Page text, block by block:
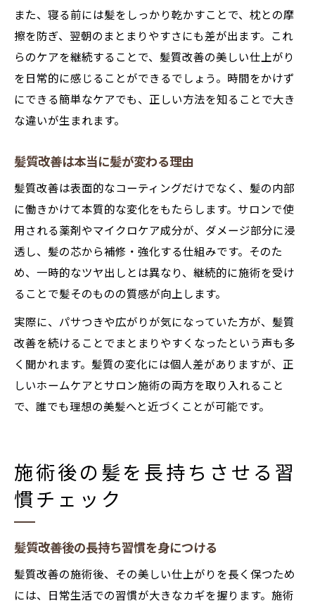
また、寝る前には髪をしっかり乾かすことで、枕との摩
擦を防ぎ、翌朝のまとまりやすさにも差が出ます。これ
らのケアを継続することで、髪質改善の美しい仕上がり
を日常的に感じることができるでしょう。時間をかけず
にできる簡単なケアでも、正しい方法を知ることで大き
な違いが生まれます。
髪質改善は本当に髪が変わる理由
髪質改善は表面的なコーティングだけでなく、髪の内部
に働きかけて本質的な変化をもたらします。サロンで使
用される薬剤やマイクロケア成分が、ダメージ部分に浸
透し、髪の芯から補修・強化する仕組みです。そのた
め、一時的なツヤ出しとは異なり、継続的に施術を受け
ることで髪そのものの質感が向上します。
実際に、パサつきや広がりが気になっていた方が、髪質
改善を続けることでまとまりやすくなったという声も多
く聞かれます。髪質の変化には個人差がありますが、正
しいホームケアとサロン施術の両方を取り入れること
で、誰でも理想の美髪へと近づくことが可能です。
施術後の髪を長持ちさせる習
慣チェック
髪質改善後の長持ち習慣を身につける
髪質改善の施術後、その美しい仕上がりを長く保つため
には、日常生活での習慣が大きなカギを握ります。施術